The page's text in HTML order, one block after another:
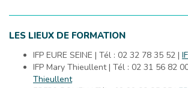
LES LIEUX DE FORMATION
IFP EURE SEINE | Tél : 02 32 78 35 52 |
IFP Mary Thieullent | Tél : 02 31 56 82
Thieullent